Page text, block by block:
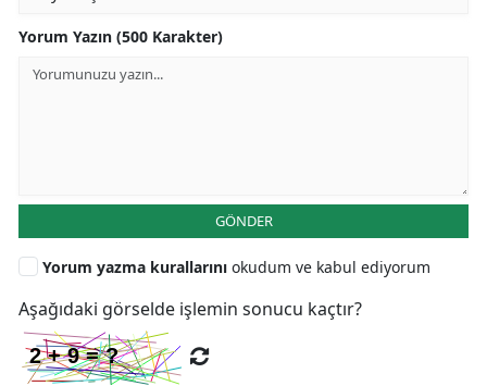
Yorum Yazın (500 Karakter)
GÖNDER
Yorum yazma kurallarını okudum ve kabul ediyorum
Aşağıdaki görselde işlemin sonucu kaçtır?